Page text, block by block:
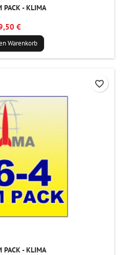
PACK - KLIMA
€
Warenkorb
PACK - KLIMA
favorite_border